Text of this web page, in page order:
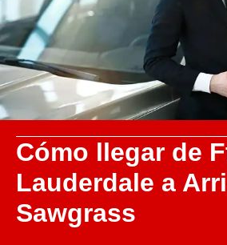
Cómo llegar de
Lauderdale a
Sawgrass